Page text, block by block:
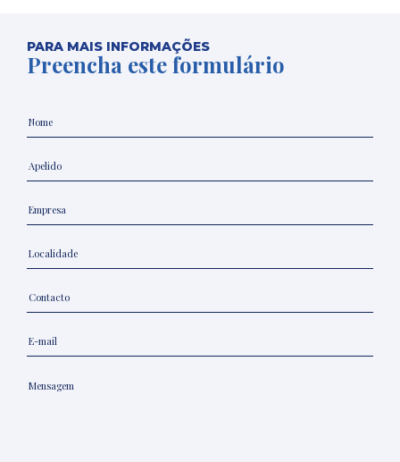
PARA MAIS INFORMAÇÕES
Preencha este formulário